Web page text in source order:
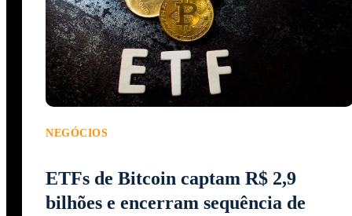
NEGÓCIOS
ETFs de Bitcoin captam R$ 2,9
bilhões e encerram sequência de